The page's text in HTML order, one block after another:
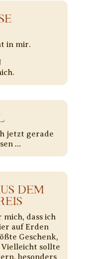
in mir.
jetzt gerade
…
DEM
dass ich
auf Erden
Geschenk,
Vielleicht sollte
besonders